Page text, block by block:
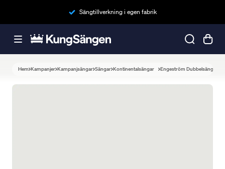
Sängtillverkning i egen fabrik
Hem Kampanjer Kampanjsängar Sängar Kontinentalsängar Engeström Dubbelsäng